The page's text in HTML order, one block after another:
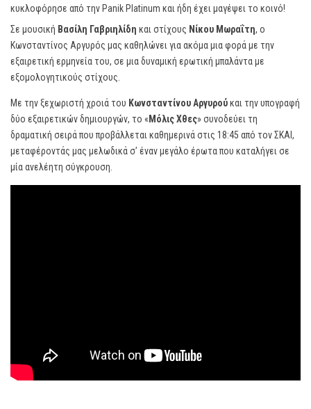
κυκλοφόρησε από την Panik Platinum και ήδη έχει μαγέψει το κοινό!
Σε μουσική Βασίλη Γαβριηλίδη και στίχους Νίκου Μωραΐτη, ο
Κωνσταντίνος Αργυρός μας καθηλώνει για ακόμα μια φορά με την
εξαιρετική ερμηνεία του, σε μια δυναμική ερωτική μπαλάντα με
εξομολογητικούς στίχους.
Με την ξεχωριστή χροιά του Κωνσταντίνου Αργυρούκαι την υπογραφή
δύο εξαιρετικών δημιουργών, το « Μόλις Χθες» συνοδεύει τη
δραματική σειρά που προβάλλεται καθημερινά στις 18:45 από τον ΣΚΑΙ,
μεταφέροντάς μας μελωδικά σ’ έναν μεγάλο έρωτα που καταλήγει σε
μία ανελέητη σύγκρουση.